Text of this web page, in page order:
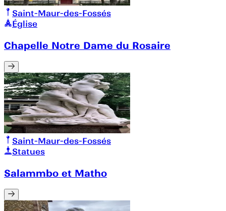
Saint-Maur-des-Fossés
Église
Chapelle Notre Dame du Rosaire
Saint-Maur-des-Fossés
Statues
Salammbo et Matho